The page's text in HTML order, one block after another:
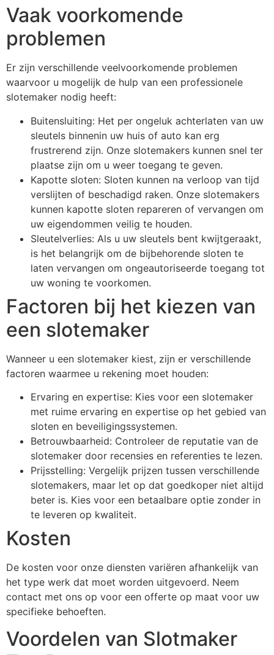
Vaak voorkomende
problemen
Er zijn verschillende veelvoorkomende problemen
waarvoor u mogelijk de hulp van een professionele
slotemaker nodig heeft:
Buitensluiting: Het per ongeluk achterlaten van uw
sleutels binnenin uw huis of auto kan erg
frustrerend zijn. Onze slotemakers kunnen snel ter
plaatse zijn om u weer toegang te geven.
Kapotte sloten: Sloten kunnen na verloop van tijd
verslijten of beschadigd raken. Onze slotemakers
kunnen kapotte sloten repareren of vervangen om
uw eigendommen veilig te houden.
Sleutelverlies: Als u uw sleutels bent kwijtgeraakt,
is het belangrijk om de bijbehorende sloten te
laten vervangen om ongeautoriseerde toegang tot
uw woning te voorkomen.
Factoren bij het kiezen van
een slotemaker
Wanneer u een slotemaker kiest, zijn er verschillende
factoren waarmee u rekening moet houden:
Ervaring en expertise: Kies voor een slotemaker
met ruime ervaring en expertise op het gebied van
sloten en beveiligingssystemen.
Betrouwbaarheid: Controleer de reputatie van de
slotemaker door recensies en referenties te lezen.
Prijsstelling: Vergelijk prijzen tussen verschillende
slotemakers, maar let op dat goedkoper niet altijd
beter is. Kies voor een betaalbare optie zonder in
te leveren op kwaliteit.
Kosten
De kosten voor onze diensten variëren afhankelijk van
het type werk dat moet worden uitgevoerd. Neem
contact met ons op voor een offerte op maat voor uw
specifieke behoeften.
Voordelen van Slotmaker